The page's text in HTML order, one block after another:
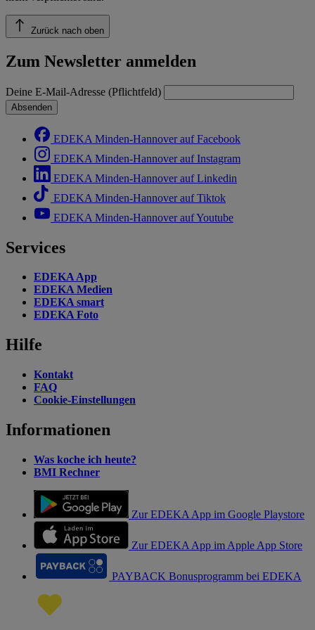
Zurück nach oben
Zum Newsletter anmelden
Deine E-Mail-Adresse (Pflichtfeld)
Absenden
EDEKA Minden-Hannover auf Facebook
EDEKA Minden-Hannover auf Instagram
EDEKA Minden-Hannover auf Linkedin
EDEKA Minden-Hannover auf Tiktok
EDEKA Minden-Hannover auf Youtube
Services
EDEKA App
EDEKA Medien
EDEKA smart
EDEKA Foto
Hilfe
Kontakt
FAQ
Cookie-Einstellungen
Informationen
Was koche ich heute?
BMI Rechner
Zur EDEKA App im Google Playstore
Zur EDEKA App im Apple App Store
PAYBACK Bonusprogramm bei EDEKA